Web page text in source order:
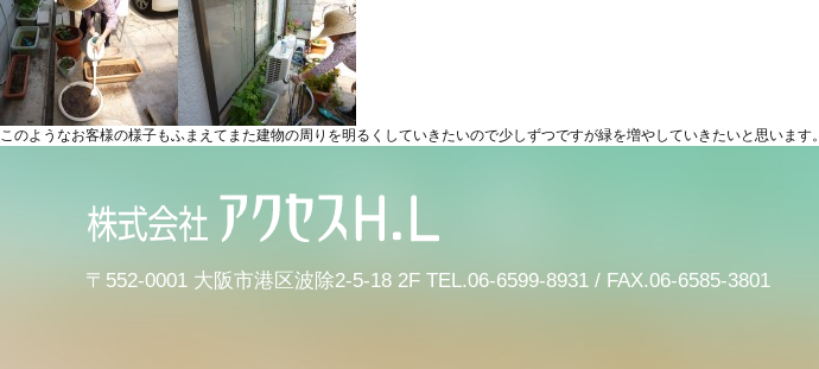
このようなお客様の様子もふまえてまた建物の周りを明るくしていきたいので少しずつですが緑を増やしていきたいと思います。
〒552-0001 大阪市港区波除2-5-18 2F TEL.06-6599-8931 / FAX.06-6585-3801